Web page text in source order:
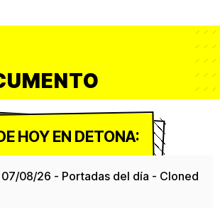
HOY EN DETONA:
07/08/26 - Portadas del día - Cloned